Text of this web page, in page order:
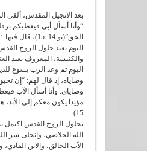
بعد الانجيل المقدس، ألقى
“وأنا أسأل أبي فيعطيكم
الحق”(يو 14: 15)،
اليوم بعيد حلول الروح
والكنيسة، المعروف بعيد
اليوم تم وعد الرب يسوع
وصاياه، إذ قال لهم: “إن
وصاياي. وأنا أسأل الآب
15).
بحلول الروح القدس اكتمل
الله الخلاصي، وانجلى سر
الآب الخالق، والابن